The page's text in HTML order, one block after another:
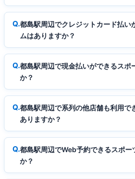
都島駅周辺でクレジットカード払い
ムはありますか？
都島駅周辺で現金払いができるスポ
か？
都島駅周辺で系列の他店舗も利用で
ありますか？
都島駅周辺でWeb予約できるスポー
か？